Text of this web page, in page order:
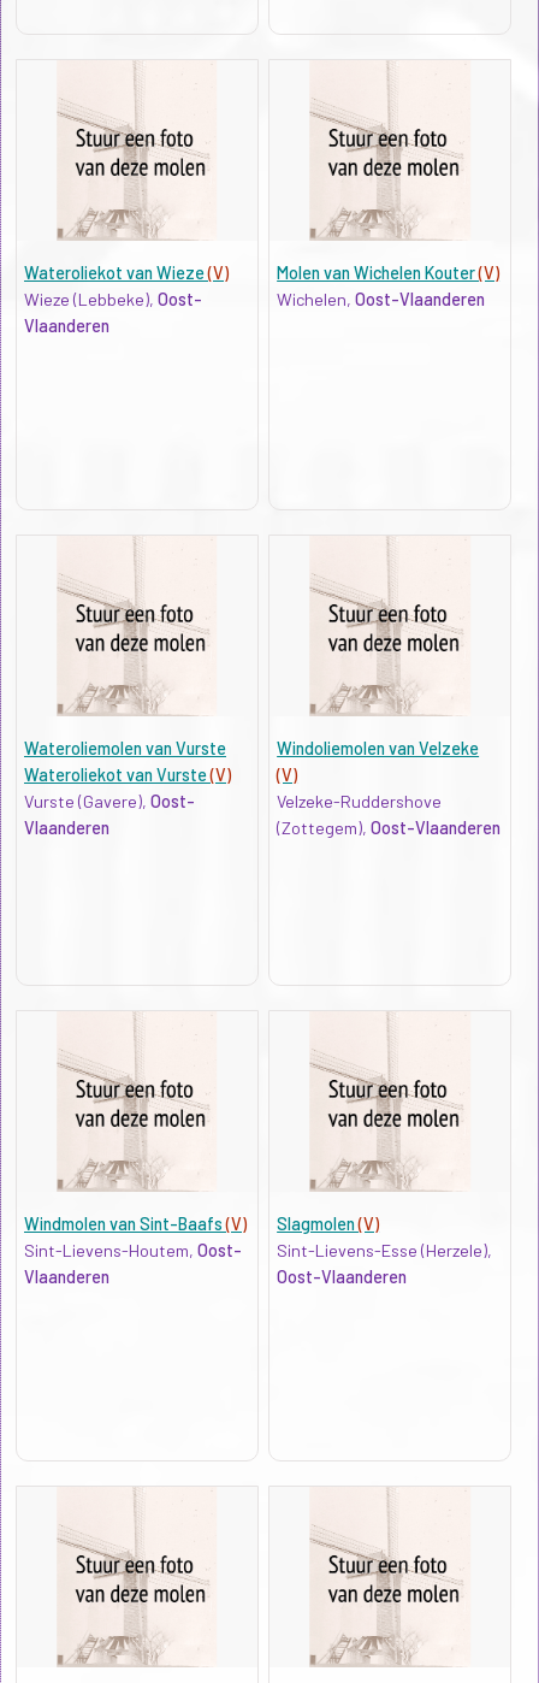
Wateroliekot van Wieze(V)
Wieze (Lebbeke), Oost-
Vlaanderen
Molen van Wichelen Kouter(V)
Wichelen,Oost-Vlaanderen
Wateroliemolen van Vurste
Wateroliekot van Vurste(V)
Vurste (Gavere), Oost-
Vlaanderen
Windoliemolen van Velzeke
(V)
Velzeke-Ruddershove
(Zottegem),Oost-Vlaanderen
Windmolen van Sint-Baafs(V)
Sint-Lievens-Houtem, Oost-
Vlaanderen
Slagmolen(V)
Sint-Lievens-Esse (Herzele),
Oost-Vlaanderen